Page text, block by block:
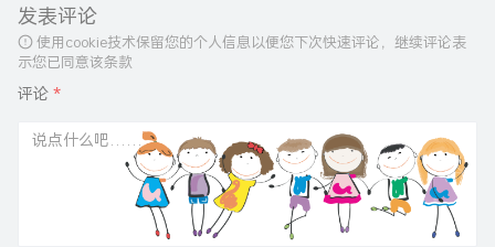
发表评论
使用cookie技术保留您的个人信息以便您下次快速评论，继续评论表
示您已同意该条款
评论 *